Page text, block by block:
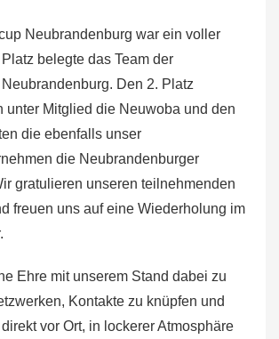
Neubrandenburg war ein voller
belegte das Team der
Den 2. Platz
unter Mitglied die Neuwoba und den
die ebenfalls unser
die Neubrandenburger
gratulieren unseren teilnehmenden
freuen uns auf eine Wiederholung im
Ehre mit unserem Stand dabei zu
Kontakte zu knüpfen und
vor Ort, in lockerer Atmosphäre